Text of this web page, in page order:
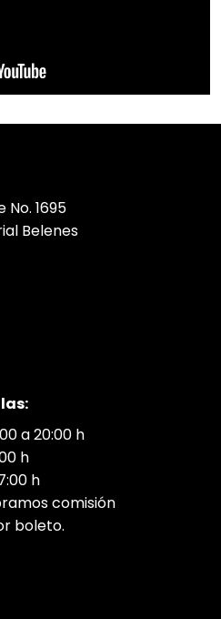
1695
Belenes
a 20:00 h
h
h
comisión
boleto.